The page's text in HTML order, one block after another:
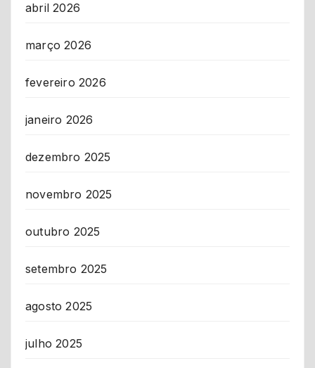
abril 2026
março 2026
fevereiro 2026
janeiro 2026
dezembro 2025
novembro 2025
outubro 2025
setembro 2025
agosto 2025
julho 2025